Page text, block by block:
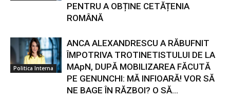
PENTRU A OBȚINE CETĂȚENIA
ROMÂNĂ
Politica Interna
ANCA ALEXANDRESCU A RĂBUFNIT
ÎMPOTRIVA TROTINETISTULUI DE LA
MApN, DUPĂ MOBILIZAREA FĂCUTĂ
PE GENUNCHI: MĂ INFIOARĂ! VOR SĂ
NE BAGE ÎN RĂZBOI? O SĂ...